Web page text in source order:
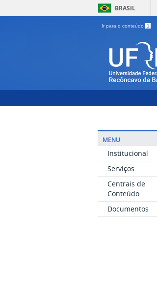
BRASIL
Ir para o conteúdo 1
MENU
Institucional
Serviços
Centrais de
Conteúdo
Documentos